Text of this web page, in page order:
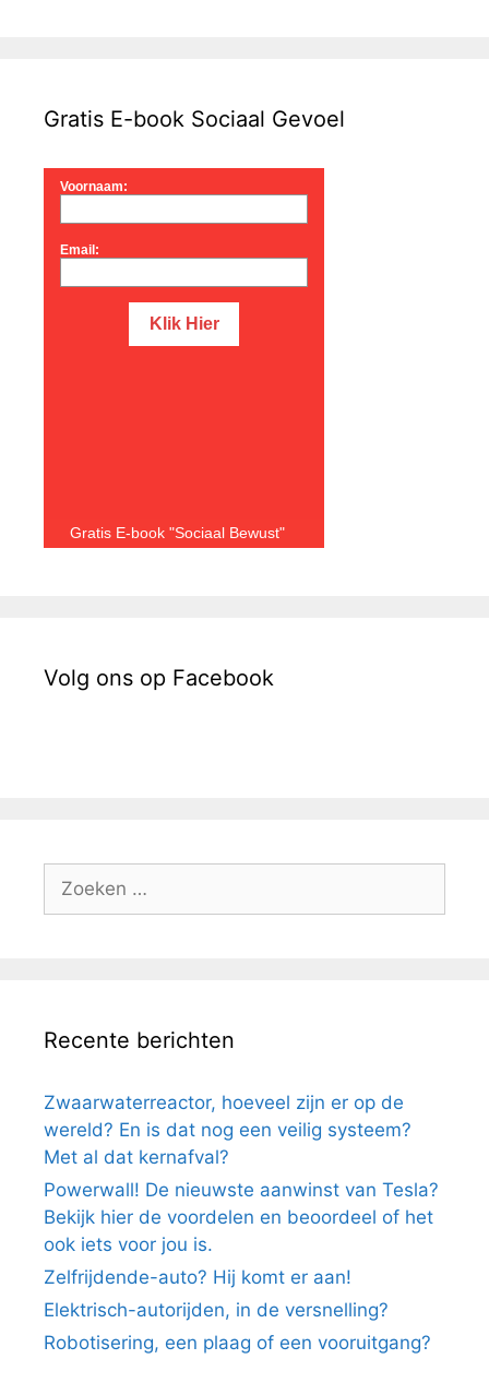
Gratis E-book Sociaal Gevoel
Voornaam:
Email:
Gratis E-book "Sociaal Bewust"
Volg ons op Facebook
Zoek
Recente berichten
Zwaarwaterreactor, hoeveel zijn er op de
wereld? En is dat nog een veilig systeem?
Met al dat kernafval?
Powerwall! De nieuwste aanwinst van Tesla?
Bekijk hier de voordelen en beoordeel of het
ook iets voor jou is.
Zelfrijdende-auto? Hij komt er aan!
Elektrisch-autorijden, in de versnelling?
Robotisering, een plaag of een vooruitgang?